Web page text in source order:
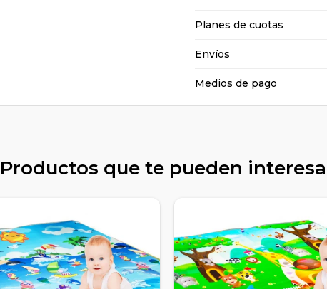
Planes de cuotas
Envíos
Medios de pago
Productos que te pueden